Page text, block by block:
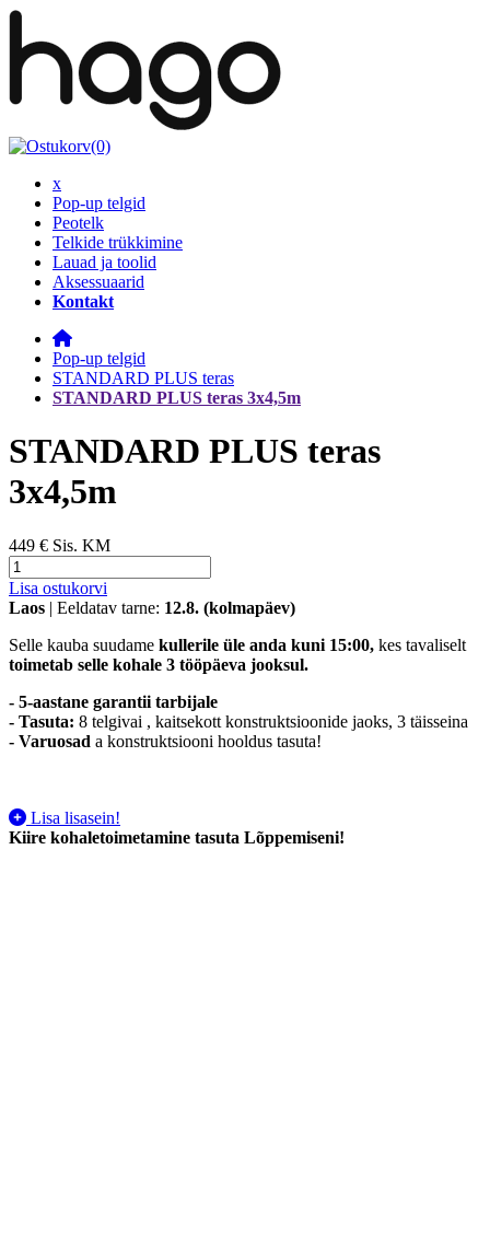
(0)
x
Pop-up telgid
Peotelk
Telkide trükkimine
Lauad ja toolid
Aksessuaarid
Kontakt
Pop-up telgid
STANDARD PLUS teras
STANDARD PLUS teras 3x4,5m
STANDARD PLUS teras
3x4,5m
449 € Sis. KM
Lisa ostukorvi
Laos | Eeldatav tarne: 12.8. (kolmapäev)
Selle kauba suudame kullerile üle anda kuni 15:00, kes tavaliselt
toimetab selle kohale 3 tööpäeva jooksul.
- 5-aastane garantii tarbijale
- Tasuta: 8 telgivai , kaitsekott konstruktsioonide jaoks, 3 täisseina
- Varuosad a konstruktsiooni hooldus tasuta!
Lisa lisasein!
Kiire kohaletoimetamine tasuta Lõppemiseni!